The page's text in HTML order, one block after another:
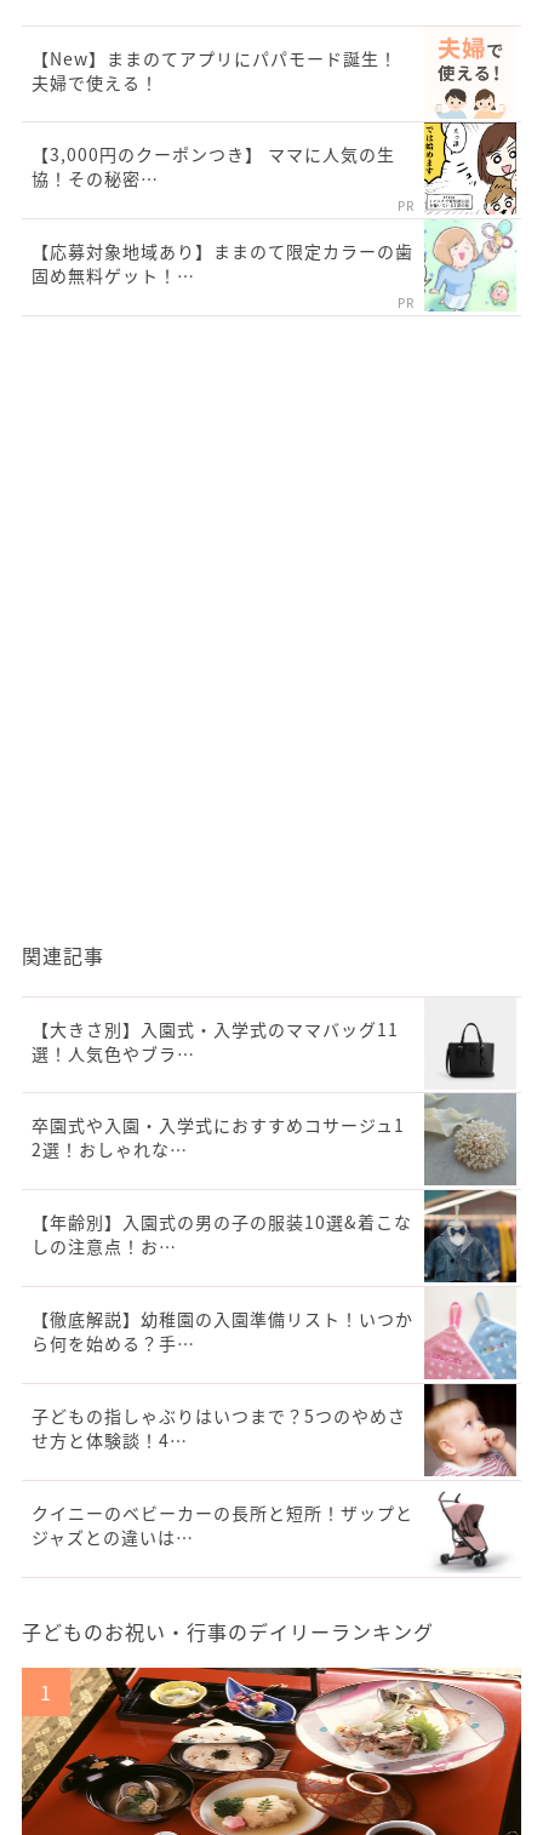
【New】ままのてアプリにパパモード誕生！
夫婦で使える！
【3,000円のクーポンつき】 ママに人気の生
協！その秘密…
PR
【応募対象地域あり】ままのて限定カラーの歯
固め無料ゲット！…
PR
関連記事
【大きさ別】入園式・入学式のママバッグ11
選！人気色やブラ…
卒園式や入園・入学式におすすめコサージュ1
2選！おしゃれな…
【年齢別】入園式の男の子の服装10選&着こな
しの注意点！お…
【徹底解説】幼稚園の入園準備リスト！いつか
ら何を始める？手…
子どもの指しゃぶりはいつまで？5つのやめさ
せ方と体験談！4…
クイニーのベビーカーの長所と短所！ザップと
ジャズとの違いは…
子どものお祝い・行事のデイリーランキング